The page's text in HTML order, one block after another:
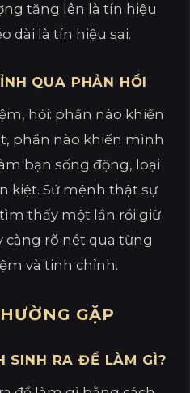
tăng lên là tín hiệu
dài là tín hiệu sai.
QUA PHẢN HỒI
hỏi: phần nào khiến
phần nào khiến mình
bạn sống động, loại
kiệt. Sứ mệnh thật sự
thấy một lần rồi giữ
càng rõ nét qua từng
và tinh chỉnh.
GẶP
SINH RA ĐỂ LÀM GÌ?